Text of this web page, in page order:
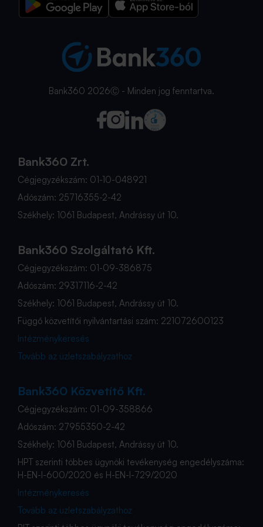
Bank360 2026Ⓒ - Minden jog fenntartva.
Bank360 Zrt.
Cégjegyzékszám: 01-10-048921
Adószám: 25716355-2-42
Székhely: 1061 Budapest, Andrássy út 10.
Bank360 Szolgáltató Kft.
Cégjegyzékszám: 01-09-386875
Adószám: 29317116-2-42
Székhely: 1061 Budapest, Andrássy út 10.
Függő közvetítői nyilvántartási szám: 221072600123
Intézménykeresés
Tovább az üzletszabályzathoz
Bank360 Közvetítő Kft.
Cégjegyzékszám: 01-09-358866
Adószám: 27955350-2-42
Székhely: 1061 Budapest, Andrássy út 10.
HPT szerinti többes ügynöki tevékenység engedélyszáma:
H-EN-I-600/2020 és H-EN-I-729/2020
Intézménykeresés
Tovább az üzletszabályzathoz